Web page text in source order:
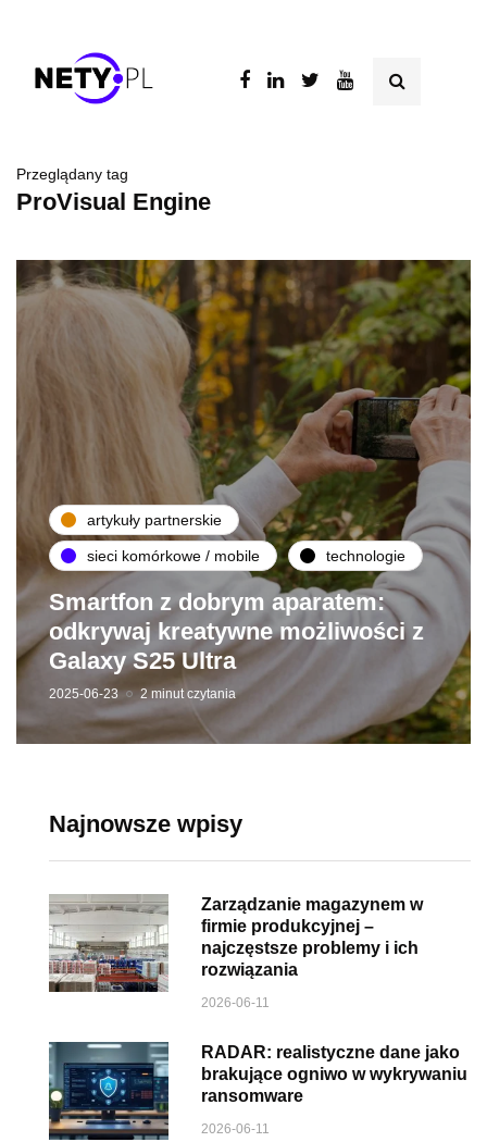
Przeglądany tag
ProVisual Engine
artykuły partnerskie
sieci komórkowe / mobile technologie
Smartfon z dobrym aparatem:
odkrywaj kreatywne możliwości z
Galaxy S25 Ultra
2025-06-23 2 minut czytania
Najnowsze wpisy
Zarządzanie magazynem w
firmie produkcyjnej –
najczęstsze problemy i ich
rozwiązania
2026-06-11
RADAR: realistyczne dane jako
brakujące ogniwo w wykrywaniu
ransomware
2026-06-11